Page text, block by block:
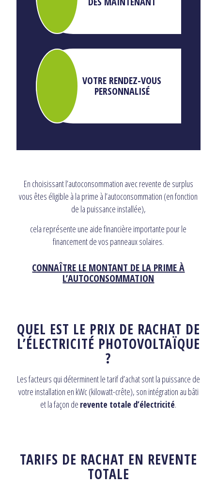
VOTRE RENDEZ-VOUS
PERSONNALISÉ
En choisissant l’autoconsommation avec revente de surplus
vous êtes éligible à la prime à l’autoconsommation (en fonction
de la puissance installée),
cela représente une aide financière importante pour le
financement de vos panneaux solaires.
CONNAÎTRE LE MONTANT DE LA PRIME À
L’AUTOCONSOMMATION
QUEL EST LE PRIX DE RACHAT DE
L’ÉLECTRICITÉ PHOTOVOLTAÏQUE
?
Les facteurs qui déterminent le tarif d’achat sont la puissance de
votre installation en kWc (kilowatt-crête), son intégration au bâti
et la façon de revente totale d’électricité.
TARIFS DE RACHAT EN REVENTE
TOTALE